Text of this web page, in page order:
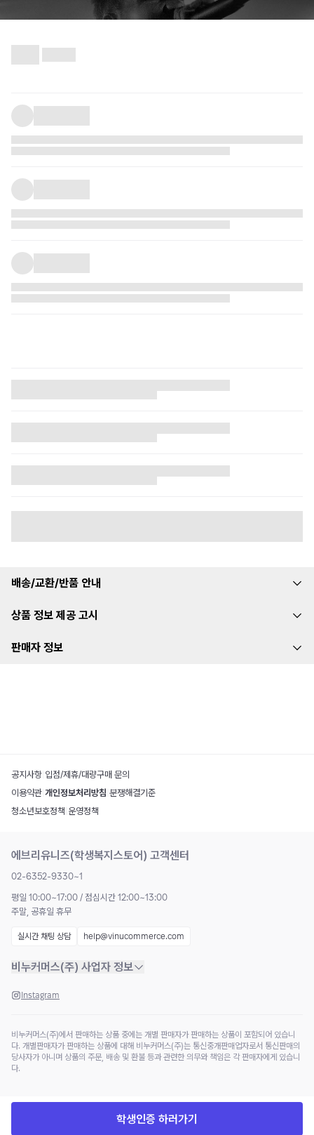
배송/교환/반품 안내
상품 정보 제공 고시
판매자 정보
학생인증 하러가기
공지사항 입점/제휴/대량구매 문의
이용약관 개인정보처리방침 분쟁해결기준
청소년보호정책 운영정책
에브리유니즈(학생복지스토어) 고객센터
02-6352-9330~1
평일 10:00~17:00 / 점심시간 12:00~13:00
주말, 공휴일 휴무
실시간 채팅 상담 help@vinucommerce.com
비누커머스(주) 사업자 정보
Instagram
비누커머스(주)에서 판매하는 상품 중에는 개별 판매자가 판매하는 상품이 포함되어 있습니
다. 개별판매자가 판매하는 상품에 대해 비누커머스(주)는 통신중개판매업자로서 통신판매의
당사자가 아니며 상품의 주문, 배송 및 환불 등과 관련한 의무와 책임은 각 판매자에게 있습니
다.